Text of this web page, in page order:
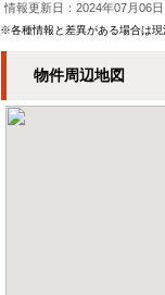
情報更新日：2024年07月06日
※各種情報と差異がある場合は
物件周辺地図